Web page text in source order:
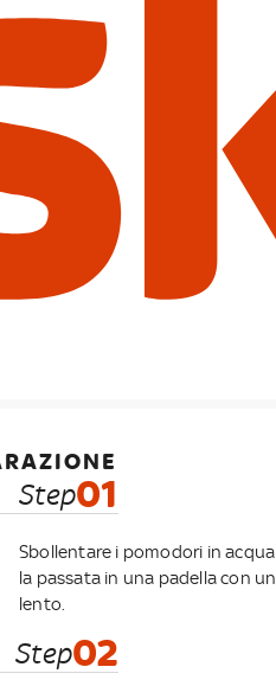
Step01
Sbollentare i pomodori in
la passata in una padella con
lento.
Step02